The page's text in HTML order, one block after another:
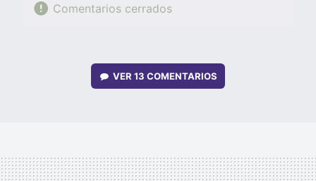
Comentarios cerrados
VER 13 COMENTARIOS